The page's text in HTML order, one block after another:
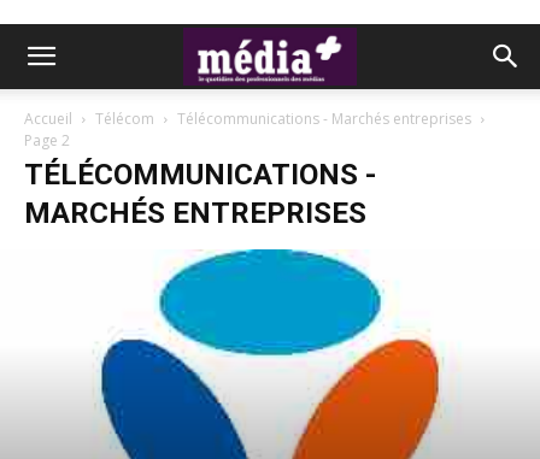
Accueil Télécom
Télécommunications - Marchés entreprises
Page 2
TÉLÉCOMMUNICATIONS -
MARCHÉS ENTREPRISES